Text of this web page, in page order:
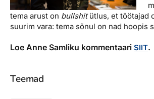
Uudised
tema arust on bullshitütlus, et töötajad
suurim vara: tema sõnul on nad hoopis
Loe Anne Samliku kommentaari SIIT.
Teemad